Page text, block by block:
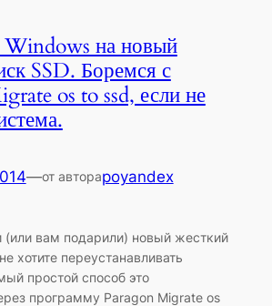
Windows на новый
SSD. Боремся с
os to ssd, если не
—от автораpoyandex
(или вам подарили) новый жесткий
хотите переустанавливать
простой способ это
программу Paragon Migrate os